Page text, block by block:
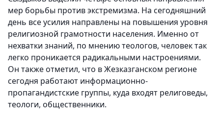
мер борьбы против экстремизма. На сегодняшний
день все усилия направлены на повышения уровня
религиозной грамотности населения. Именно от
нехватки знаний, по мнению теологов, человек так
легко проникается радикальными настроениями.
Он также отметил, что в Жезказганском регионе
сегодня работают информационно-
пропагандистские группы, куда входят религоведы,
теологи, общественники.